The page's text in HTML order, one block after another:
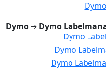
Dymo ➔ Dymo
Dymo
Dymo
Dymo